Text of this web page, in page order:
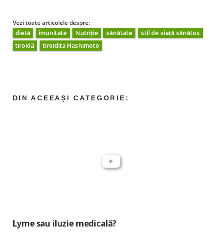
Vezi toate articolele despre:
dietă
imunitate Nutriție sănătate
stil de viață sănătos
tiroidă
tiroidita Hashimoto
Lyme sau iluzie medicală?